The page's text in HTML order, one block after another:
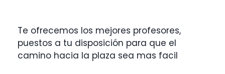
Te ofrecemos los mejores profesores,
puestos a tu disposición para que el
camino hacia la plaza sea mas facil